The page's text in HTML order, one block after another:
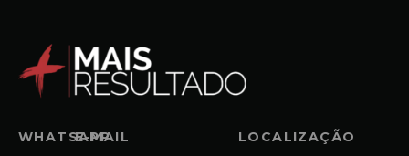
WHATSAPP
E-MAIL LOCALIZAÇÃO